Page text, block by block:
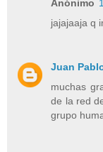
Anónimo
jajajaaja q
Juan
muchas
de la red
grupo